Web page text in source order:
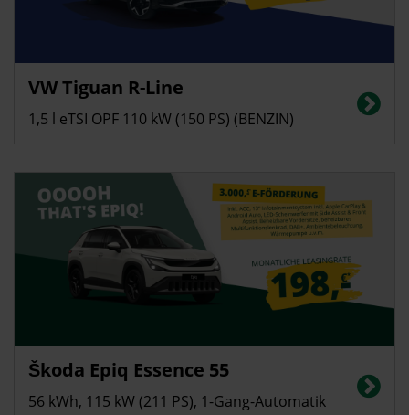
Energieverbrauch in l/100 km (kombiniert): 6,2 | CO2-Emissionen
(kombiniert): 142 g/km | CO2-Klasse: E
VW Tiguan R-Line
1,5 l eTSI OPF 110 kW (150 PS) (BENZIN)
Stromverbrauch in kWh/100 km (kombiniert): 13,7; CO2-Emissionen
(kombiniert): 0 g/km, CO2-Klasse: A, Elektrische Reichweite (kombiniert):
440 km
Škoda Epiq Essence 55
56 kWh, 115 kW (211 PS), 1-Gang-Automatik